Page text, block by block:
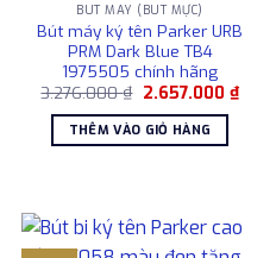
BÚT MÁY (BÚT MỰC)
Bút máy ký tên Parker URB
PRM Dark Blue TB4
1975505 chính hãng
3.276.000₫ Giá
là:
3.276.000 ₫.
2.657.000 ₫Giá
hiện
THÊM VÀO GIỎ HÀNG